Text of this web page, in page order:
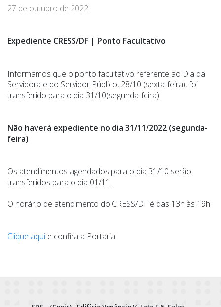
27 de outubro de 2022
Expediente CRESS/DF | Ponto Facultativo
Informamos que o ponto facultativo referente ao Dia da
Servidora e do Servidor Público, 28/10 (sexta-feira), foi
transferido para o dia 31/10(segunda-feira).
Não haverá expediente no dia 31/11/2022 (segunda-
feira)
Os atendimentos agendados para o dia 31/10 serão
transferidos para o dia 01/11.
O horário de atendimento do CRESS/DF é das 13h às 19h.
Clique aqui e confira a Portaria.